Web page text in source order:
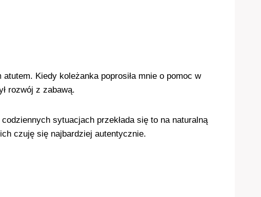
Kiedy koleżanka poprosiła mnie o pomoc w
rozwój z zabawą.
codziennych sytuacjach przekłada się to na naturalną
czuję się najbardziej autentycznie.